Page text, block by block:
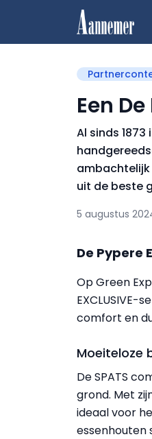
Een
Al sinds
uit de beste
5 augustus
De Pypere
Op Green
comfort en
Moeiteloze
De SPATS
grond. Met
ideaal voor
essenhouten